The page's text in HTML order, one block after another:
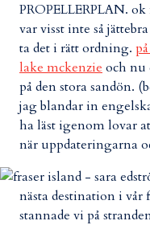
PROPELLERPLAN.
var visst inte så
ta det i rätt ordning.
lake mckenzie och nu
på den stora sandön.
jag blandar in
ha läst igenom lovar
när uppdateringarna
nästa destination i vår
stannade vi på